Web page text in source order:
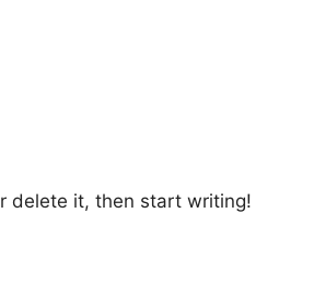
delete it, then start writing!